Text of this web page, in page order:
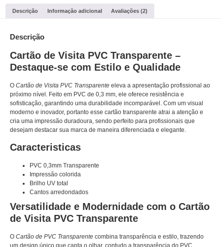
Descrição Informação adicional Avaliações (2)
Descrição
Cartão de Visita PVC Transparente –
Destaque-se com Estilo e Qualidade
O Cartão de Visita PVC Transparente eleva a apresentação profissional ao
próximo nível. Feito em PVC de 0,3 mm, ele oferece resistência e
sofisticação, garantindo uma durabilidade incomparável. Com um visual
moderno e inovador, portanto esse cartão transparente atrai a atenção e
cria uma impressão duradoura, sendo perfeito para profissionais que
desejam destacar sua marca de maneira diferenciada e elegante.
Caracteristicas
PVC 0,3mm Transparente
Impressão colorida
Brilho UV total
Cantos arredondados
Versatilidade e Modernidade com o Cartão
de Visita PVC Transparente
O Cartão de PVC Transparente combina transparência e estilo, trazendo
um design único que capta o olhar. contudo a transparência do PVC